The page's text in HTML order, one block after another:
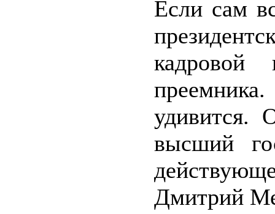
Если сам
кадровой
удивится.
высший
Дмитрий